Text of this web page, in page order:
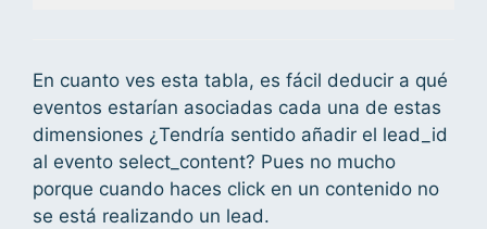
En cuanto ves esta tabla, es fácil deducir a qué
eventos estarían asociadas cada una de estas
dimensiones ¿Tendría sentido añadir el lead_id
al evento select_content? Pues no mucho
porque cuando haces click en un contenido no
se está realizando un lead.